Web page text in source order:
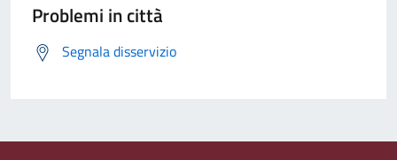
Problemi in città
Segnala disservizio